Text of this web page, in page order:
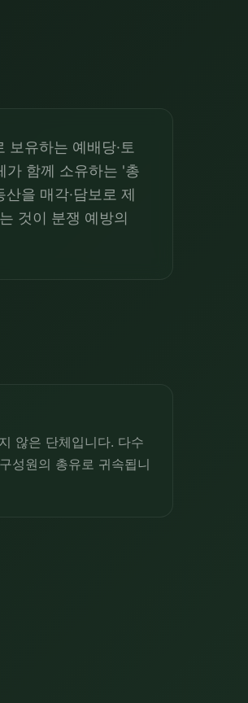
유하는 예배당·토
가 함께 소유하는 '총
을 매각·담보로 제
것이 분쟁 예방의
않은 단체입니다. 다수
성원의 총유로 귀속됩니